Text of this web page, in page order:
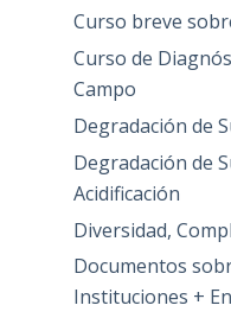
Curso breve
Curso de
Campo
Degradación de
Degradación de
Acidificación
Diversidad,
Documentos
Instituciones +